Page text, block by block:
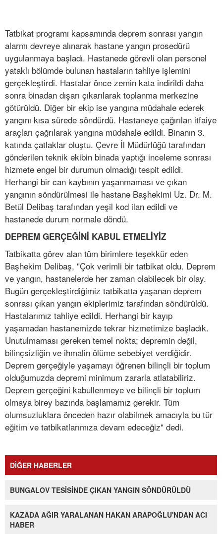
Tatbikat programı kapsamında deprem sonrası yangın
alarmı devreye alınarak hastane yangın prosedürü
uygulanmaya başladı. Hastanede görevli olan personel
yataklı bölümde bulunan hastaların tahliye işlemini
gerçekleştirdi. Hastalar önce zemin kata indirildi daha
sonra binadan dışarı çıkarılarak toplanma merkezine
götürüldü. Diğer bir ekip ise yangına müdahale ederek
yangını kısa sürede söndürdü. Hastaneye çağırılan itfaiye
araçları çağrılarak yangına müdahale edildi. Binanın 3.
katında çatlaklar oluştu. Çevre İl Müdürlüğü tarafından
gönderilen teknik ekibin binada yaptığı inceleme sonrası
hizmete engel bir durumun olmadığı tespit edildi.
Herhangi bir can kaybının yaşanmaması ve çıkan
yangının söndürülmesi ile hastane Başhekimi Uz. Dr. M.
Betül Delibaş tarafından yeşil kod ilan edildi ve
hastanede durum normale döndü.
DEPREM GERÇEĞİNİ KABUL ETMELİYİZ
Tatbikatta görev alan tüm birimlere teşekkür eden
Başhekim Delibaş, "Çok verimli bir tatbikat oldu. Deprem
ve yangın, hastanelerde her zaman olabilecek bir olay.
Bugün gerçekleştirdiğimiz tatbikatta yaşanan deprem
sonrası çıkan yangın ekiplerimiz tarafından söndürüldü.
Hastalarımız tahliye edildi. Herhangi bir kayıp
yaşamadan hastanemizde tekrar hizmetimize başladık.
Unutulmaması gereken temel nokta; depremin değil,
bilinçsizliğin ve ihmalin ölüme sebebiyet verdiğidir.
Deprem gerçeğiyle yaşamayı öğrenen bilinçli bir toplum
olduğumuzda depremi minimum zararla atlatabiliriz.
Deprem gerçeğini kabullenmeye ve bilinçli bir toplum
olmaya birey bazında başlamamız gerekir. Tüm
olumsuzluklara önceden hazır olabilmek amacıyla bu tür
eğitim ve tatbikatlarımıza devam edeceğiz" dedi.
DİĞER HABERLER
BUNGALOV TESİSİNDE ÇIKAN YANGIN SÖNDÜRÜLDÜ
KAZADA AĞIR YARALANAN HAKAN ARAPOĞLU'NDAN ACI
HABER